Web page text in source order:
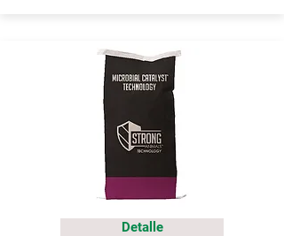
Detalle